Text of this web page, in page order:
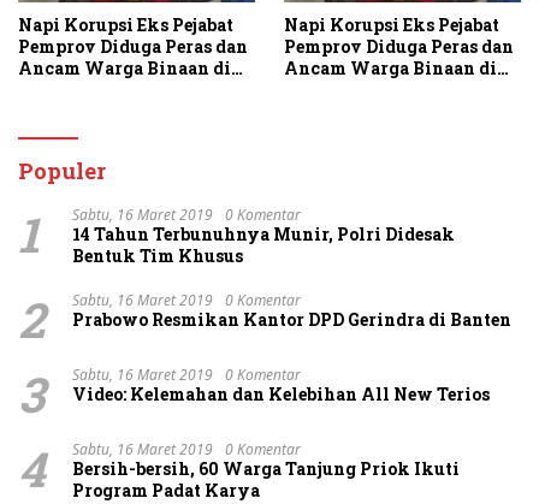
Napi Korupsi Eks Pejabat
Pemprov Diduga Peras dan
Ancam Warga Binaan di
Napi Korupsi Eks Pejabat
Pemprov Diduga Peras dan
Ancam Warga Binaan di
Populer
1 Sabtu, 16 Maret 2019 0 Komentar
14 Tahun Terbunuhnya Munir, Polri Didesak
Bentuk Tim Khusus
2 Sabtu, 16 Maret 2019 0 Komentar
Prabowo Resmikan Kantor DPD Gerindra di Banten
3 Sabtu, 16 Maret 2019 0 Komentar
Video: Kelemahan dan Kelebihan All New Terios
4 Sabtu, 16 Maret 2019 0 Komentar
Bersih-bersih, 60 Warga Tanjung Priok Ikuti
Program Padat Karya